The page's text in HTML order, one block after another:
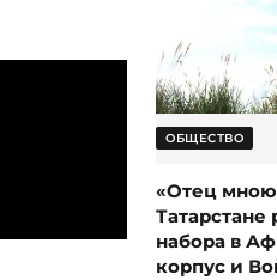
ОБЩЕСТВО
«Отец мною
набора в
корпус и